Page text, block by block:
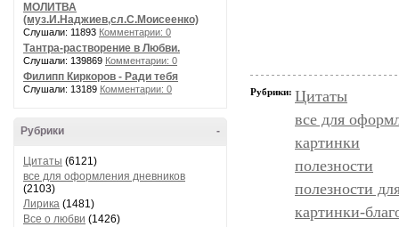
МОЛИТВА
(муз.И.Наджиев,сл.С.Моисеенко)
Слушали: 11893 Комментарии: 0
Тантра-растворение в Любви.
Слушали: 139869 Комментарии: 0
Филипп Киркоров - Ради тебя
Слушали: 13189 Комментарии: 0
-
Рубрики
Цитаты (6121)
все для оформления дневников
(2103)
Лирика (1481)
Все о любви (1426)
Рубрики: Цитаты
все для
картинки
полезности
полезности
картинки-